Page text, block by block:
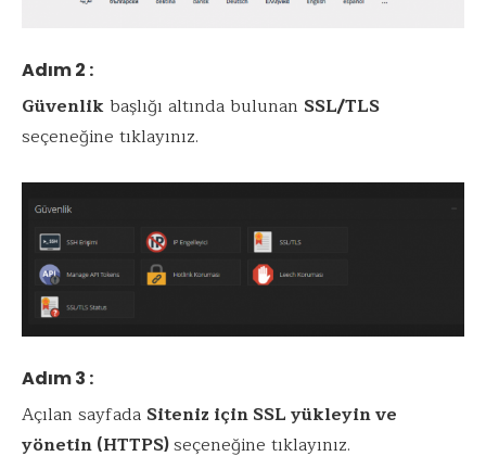
Adım 2 :
Güvenlikbaşlığı altında bulunan SSL/TLS
seçeneğine tıklayınız.
Adım 3 :
Açılan sayfada Siteniz için SSL yükleyin ve
yönetin (HTTPS)seçeneğine tıklayınız.